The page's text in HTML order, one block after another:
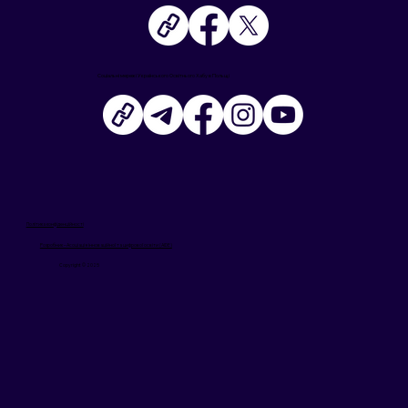
Соціальні мережі Українського Освітнього Хабу в Польщі
Політика конфіденційності
Розробник – Асоціація інноваційної та цифрової освіти (AIDE)
Copyright © 2025